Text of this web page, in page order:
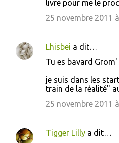
livre pour me le
25 novembre 2011
Lhisbei a dit…
Tu es bavard
je suis dans les
train de la réalité"
25 novembre 2011
Tigger Lilly a dit…